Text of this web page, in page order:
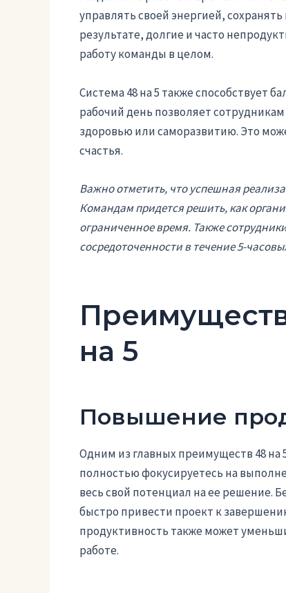
управлять своей энергией,
результате, долгие и часто
работу команды в целом.
Система 48 на 5 также способствует
рабочий день позволяет
здоровью или саморазвитию. Это
счастья.
Важно отметить, что успешная
Командам придется решить, как
ограниченное время. Также
сосредоточенности в течение 5-
на 5
Повышение
Одним из главных преимуществ 48 на
полностью фокусируетесь на
весь свой потенциал на ее решение.
быстро привести проект к
продуктивность также может
работе.